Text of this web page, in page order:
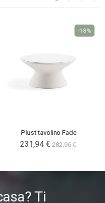
Plust tavolino Fade
231,94 € 282,96 €
-18%
Ti